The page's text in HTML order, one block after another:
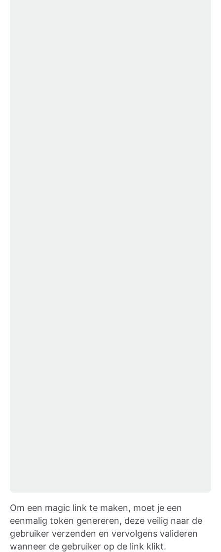
Om een magic link te maken, moet je een
eenmalig token genereren, deze veilig naar de
gebruiker verzenden en vervolgens valideren
wanneer de gebruiker op de link klikt.